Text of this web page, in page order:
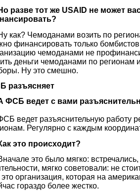
разве тот же USAID не может
как? Чемоданами возить по
финансировать только
чемоданами не
деньги чемоданами по регионам
Ну это смешно.
разъясняет
ФСБ ведет с вами
ведет разъяснительную работу
Регулярно с каждым
это происходит?
это было мягко:
мягко советовали: не
это организация, которая на
гораздо более жестко.